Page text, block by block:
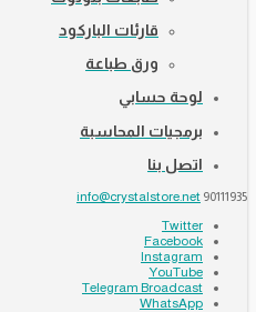
قارئات الباركود
ورق طباعة
لوحة حسابي
برمجيات المحاسبة
اتصل بنا
90111935
info@crystalstore.net
Twitter
Facebook
Instagram
YouTube
Telegram Broadcast
WhatsApp